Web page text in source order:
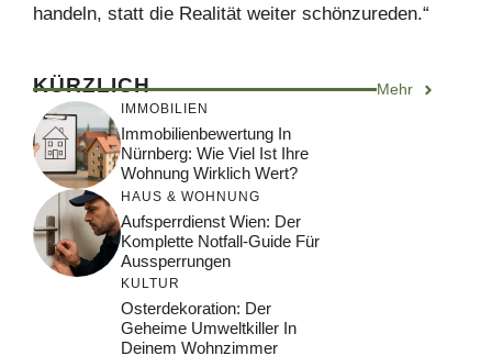
handeln, statt die Realität weiter schönzureden.“
KÜRZLICH Mehr
IMMOBILIEN
Immobilienbewertung In
Nürnberg: Wie Viel Ist Ihre
Wohnung Wirklich Wert?
HAUS & WOHNUNG
Aufsperrdienst Wien: Der
Komplette Notfall-Guide Für
Aussperrungen
KULTUR
Osterdekoration: Der
Geheime Umweltkiller In
Deinem Wohnzimmer